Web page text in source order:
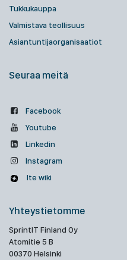
Tukkukauppa
Valmistava teollisuus
Asiantuntijaorganisaatiot
Seuraa meitä
Facebook
Youtube
Linkedin
Instagram
Ite wiki
Yhteystietomme
SprintIT Finland Oy
Atomitie 5 B
00370 Helsinki